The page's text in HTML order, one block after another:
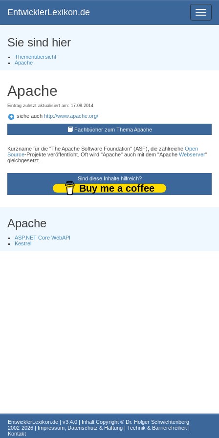
Toggle
EntwicklerLexikon.de
Sie sind hier
Themenübersicht
Apache
Apache
Eintrag zuletzt aktualisiert am: 17.08.2014
siehe auch http://www.apache.org/
Fachbücher zum Thema Apache
Kurzname für die "The Apache Software Foundation" (ASF), die zahlreiche Open
Source-Projekte veröffentlicht. Oft wird "Apache" auch mit dem "Apache Webserver"
gleichgesetzt.
Sind diese Inhalte hilfreich?
Buy me a coffee
Apache
ASP.NET Core WebAPI
Kestrel
EntwicklerLexikon.de | v3.4.0 | Inhalt Copyright © Dr. Holger Schwichtenberg
2002-2026 | Impressum, Datenschutz & Haftung | Technik & Barrierefreiheit |
Kontakt